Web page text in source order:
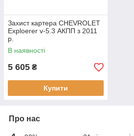
Захист картера CHEVROLET
Exploerer v-5.3 АКПП з 2011
р.
В наявності
5 605 ₴
Купити
Про нас